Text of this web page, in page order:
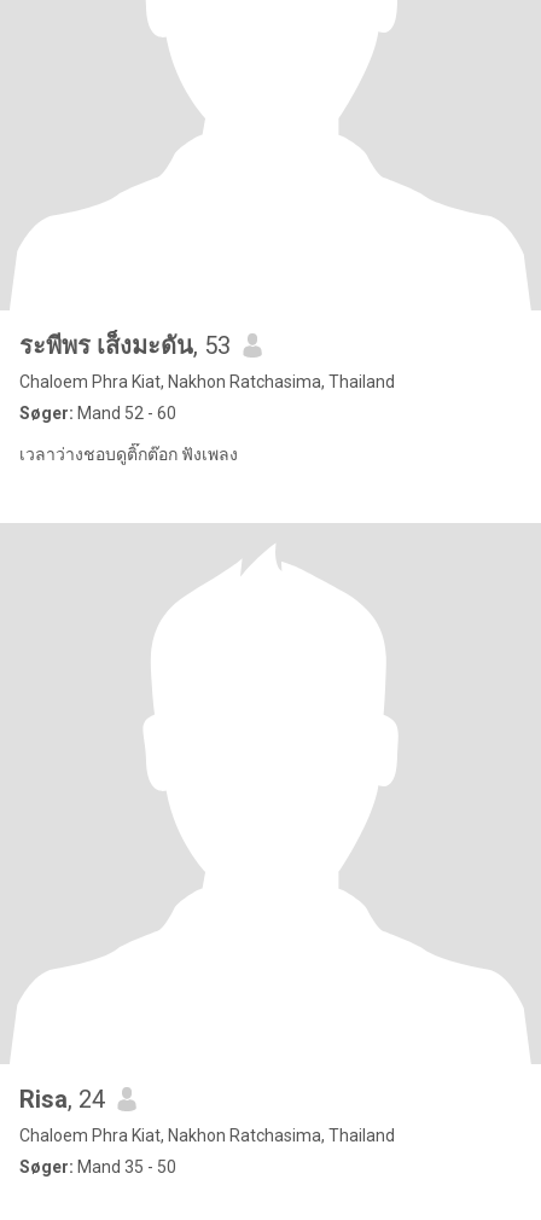
ระพีพร เส็งมะดัน, 53
Chaloem Phra Kiat, Nakhon Ratchasima, Thailand
Søger: Mand 52 - 60
เวลาว่างชอบดูติ๊กต๊อก ฟังเพลง
Risa, 24
Chaloem Phra Kiat, Nakhon Ratchasima, Thailand
Søger: Mand 35 - 50